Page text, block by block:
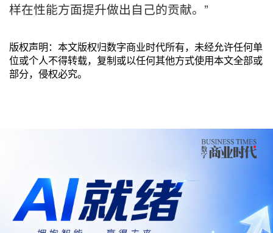
样在性能方面提升做出自己的贡献。”
版权声明：本文版权归数字商业时代所有，未经允许任何单
位或个人不得转载，复制或以任何其他方式使用本文全部或
部分，侵权必究。